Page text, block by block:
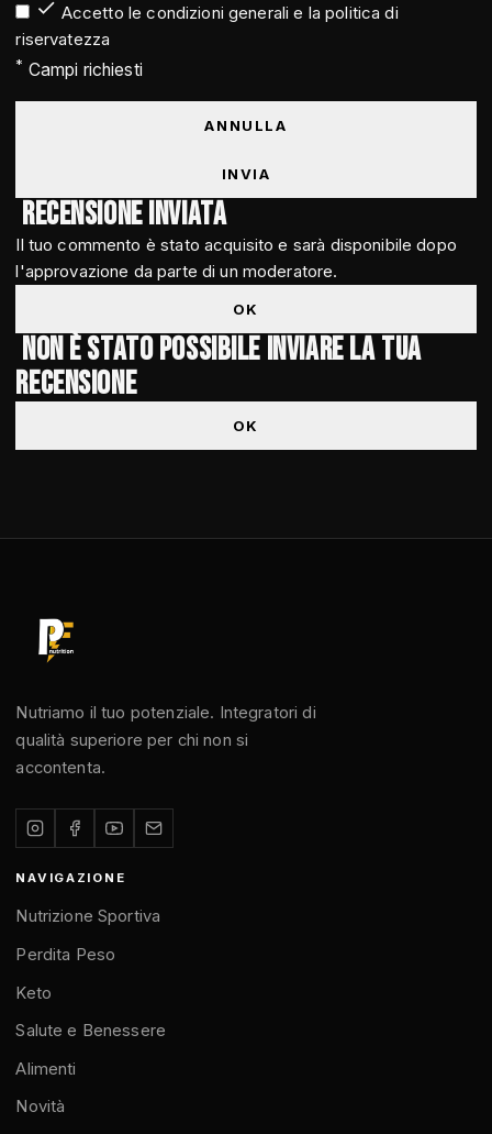
 Accetto le condizioni generali e la politica di
riservatezza
* Campi richiesti
ANNULLA
INVIA
Recensione inviata
Il tuo commento è stato acquisito e sarà disponibile dopo
l'approvazione da parte di un moderatore.
OK
Non è stato possibile inviare la tua
recensione
OK
Nutriamo il tuo potenziale. Integratori di
qualità superiore per chi non si
accontenta.
NAVIGAZIONE
Nutrizione Sportiva
Perdita Peso
Keto
Salute e Benessere
Alimenti
Novità